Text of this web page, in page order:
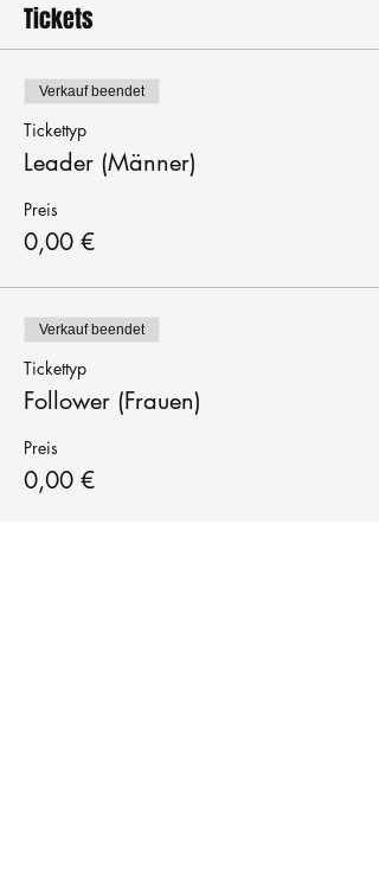
Tickets
Verkauf beendet
Tickettyp
Leader (Männer)
Preis
0,00 €
Verkauf beendet
Tickettyp
Follower (Frauen)
Preis
0,00 €